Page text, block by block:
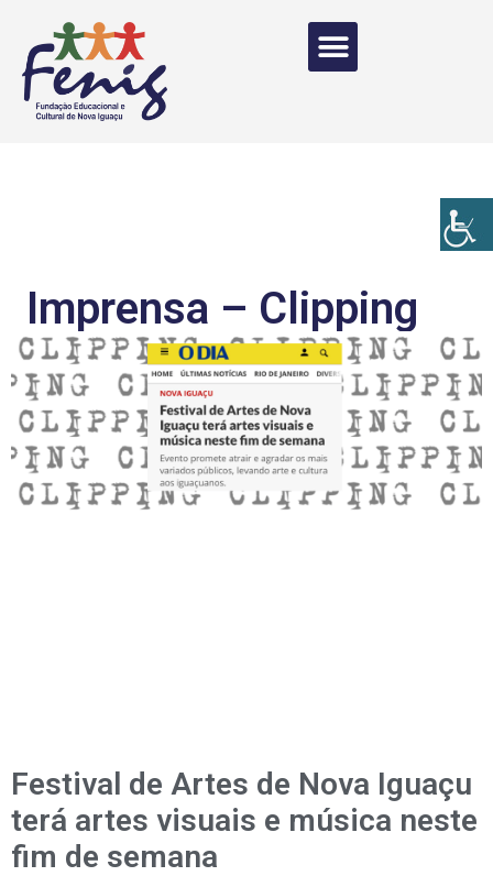
Imprensa – Clipping
Festival de Artes de Nova Iguaçu
terá artes visuais e música neste
fim de semana